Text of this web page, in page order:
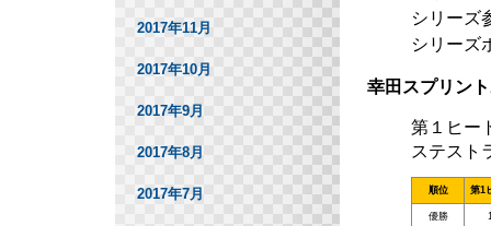
シリーズ
シリーズ
幸田スプリン
第１ヒー
ステスト
順位 第1
優勝
2017年11月
2017年10月
2017年9月
2017年8月
2017年7月